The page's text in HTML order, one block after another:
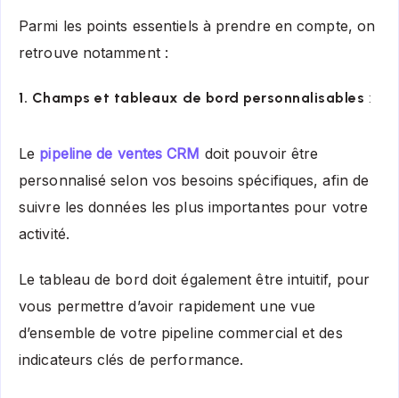
Parmi les points essentiels à prendre en compte, on
retrouve notamment :
1. Champs et tableaux de bord personnalisables :
Le pipeline de ventes CRM doit pouvoir être
personnalisé selon vos besoins spécifiques, afin de
suivre les données les plus importantes pour votre
activité.
Le tableau de bord doit également être intuitif, pour
vous permettre d’avoir rapidement une vue
d’ensemble de votre pipeline commercial et des
indicateurs clés de performance.